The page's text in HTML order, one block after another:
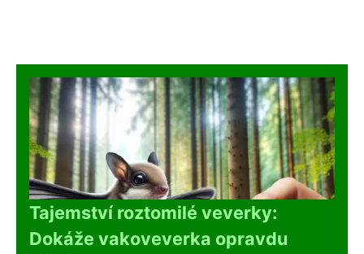
Tajemství roztomilé veverky:
Dokáže vakoveverka opravdu